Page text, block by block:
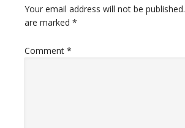
Your email address will not be published.
are marked *
Comment *